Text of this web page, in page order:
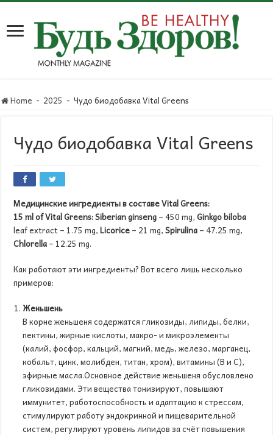
Home - 2025 - Чудо биодобавка Vital Greens
Чудо биодобавка Vital Greens
Медицинские ингредиенты в составеVitalGreens:
15mlofVitalGreens:Siberianginseng– 450 mg,Ginkgobiloba
leaf extract – 1.75 mg,Licorice– 21 mg,Spirulina– 47.25 mg,
Chlorella– 12.25 mg.
Как работают эти ингредиенты? Вот всего лишь несколько
примеров:
Женьшень
В корне женьшеня содержатся гликозиды, липиды, белки,
пектины, жирные кислоты, макро- и микроэлементы
(калий, фосфор, кальций, магний, медь, железо, марганец,
кобальт, цинк, молибден, титан, хром), витамины (В и С),
эфирные масла.Основное действие женьшеня обусловлено
гликозидами. Эти вещества тонизируют, повышают
иммунитет, работоспособность и адаптацию к стрессам,
стимулируют работу эндокринной и пищеварительной
систем, регулируют уровень липидов за счёт повышения